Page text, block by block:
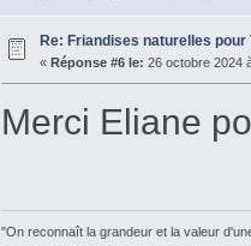
Re: Friandises naturelles
« Réponse #6 le: 26 octobre 2024
Merci Eliane
"On reconnaît la grandeur et la valeur